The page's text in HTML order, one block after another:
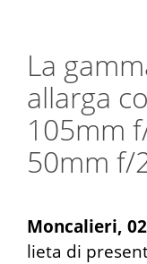
La
allarga
105mm
50mm f/
Moncalieri,
lieta di